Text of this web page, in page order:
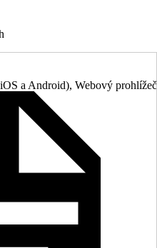
a Android), Webový prohlížeč